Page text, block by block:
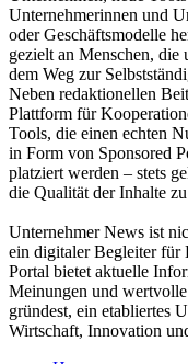
Unternehmerinnen und
oder Geschäftsmodelle
gezielt an Menschen, die
dem Weg zur
Neben redaktionellen
Plattform für
Tools, die einen echten
in Form von Sponsored
platziert werden – stets
die Qualität der Inhalte
Unternehmer News ist
ein digitaler Begleiter für
Portal bietet aktuelle
Meinungen und
gründest, ein etabliertes
Wirtschaft, Innovation